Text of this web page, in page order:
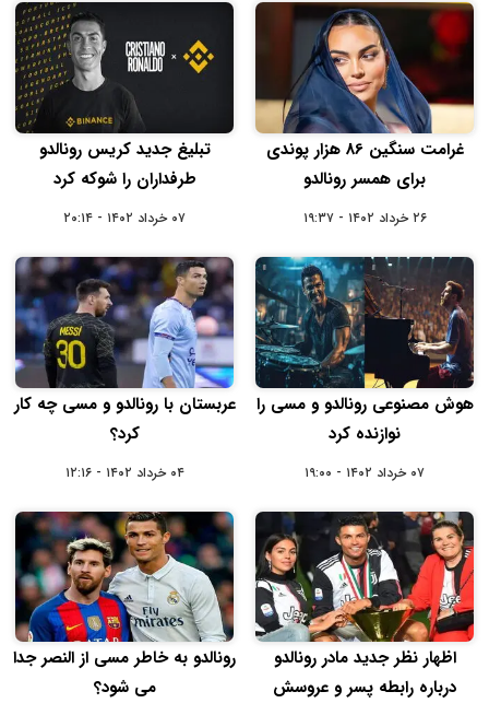
غرامت سنگین 86 هزار پوندی
برای همسر رونالدو
۲۶ خرداد ۱۴۰۲ - ۱۹:۳۷
تبلیغ جدید کریس رونالدو
طرفداران را شوکه کرد
۰۷ خرداد ۱۴۰۲ - ۲۰:۱۴
هوش مصنوعی رونالدو و مسی را
نوازنده کرد
۰۷ خرداد ۱۴۰۲ - ۱۹:۰۰
عربستان با رونالدو و مسی چه کار
کرد؟
۰۴ خرداد ۱۴۰۲ - ۱۲:۱۶
اظهار نظر جدید مادر رونالدو
درباره رابطه پسر و عروسش
رونالدو به خاطر مسی از النصر جدا
می شود؟